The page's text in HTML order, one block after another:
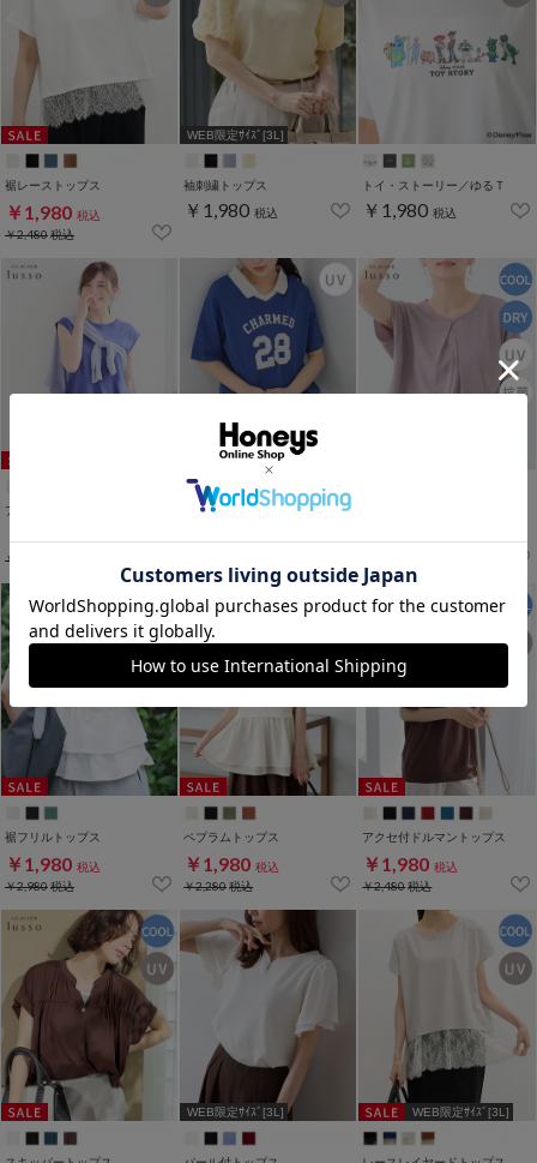
裾レーストップス
￥1,980 税込
￥2,480税込
WEB限定ｻｲｽﾞ[3L]
袖刺繍トップス
￥1,980 税込
トイ・ストーリー／ゆるＴ
￥1,980 税込
アシメペプラムトップス
￥1,980 税込
￥2,680
衿付Ｔシャツ
￥1,980 税込
裾フリルトップス
￥1,980 税込
￥2,980税込
ペプラムトップス
￥1,980 税込
￥2,280税込
アクセ付ドルマントップス
￥1,980 税込
￥2,480税込
WEB限定ｻｲｽﾞ[3L] WEB限定ｻｲｽﾞ[3L]